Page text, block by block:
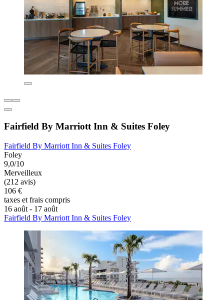
Fairfield By Marriott Inn & Suites Foley
Fairfield By Marriott Inn & Suites Foley
Foley
9,0/10
Merveilleux
(212 avis)
106 €
taxes et frais compris
16 août - 17 août
Fairfield By Marriott Inn & Suites Foley